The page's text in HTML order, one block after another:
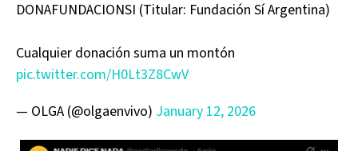
DONAFUNDACIONSI (Titular: Fundación Sí Argentina)
Cualquier donación suma un montón
pic.twitter.com/H0Lt3Z8CwV
— OLGA (@olgaenvivo) January 12, 2026